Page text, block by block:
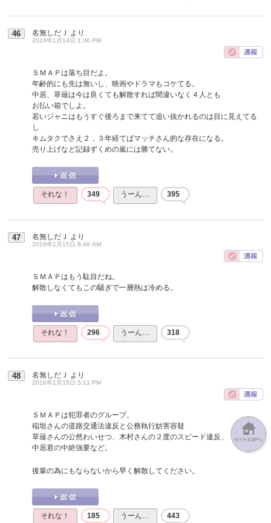
46 名無しだＪ より
2016年1月14日 1:36 PM
ＳＭＡＰは落ち目だよ。
年齢的にも先は無いし、映画やドラマもコケてる。
中居、草薙は今は良くても解散すれば間違いなく４人とも
お払い箱でしよ。
若いジャニはもうすぐ後ろまで来てて追い抜かれるのは目に見えてる
し
キムタクでさえ２，３年経てばマッチさん的な存在になる。
売り上げなど記録ずくめの嵐には勝てない。
それな！ 349 うーん… 395
47 名無しだＪ より
2016年1月15日 8:48 AM
ＳＭＡＰはもう駄目だね。
解散しなくてもこの騒ぎで一層熱は冷める。
それな！ 296 うーん… 318
48 名無しだＪ より
2016年1月15日 5:11 PM
ＳＭＡＰは犯罪者のグループ。
稲垣さんの道路交通法違反と公務執行妨害容疑
草薙さんの公然わいせつ、木村さんの２度のスピード違反、
中居君の中絶強要など。
後輩の為にもならないから早く解散してください。
それな！ 185 うーん… 443